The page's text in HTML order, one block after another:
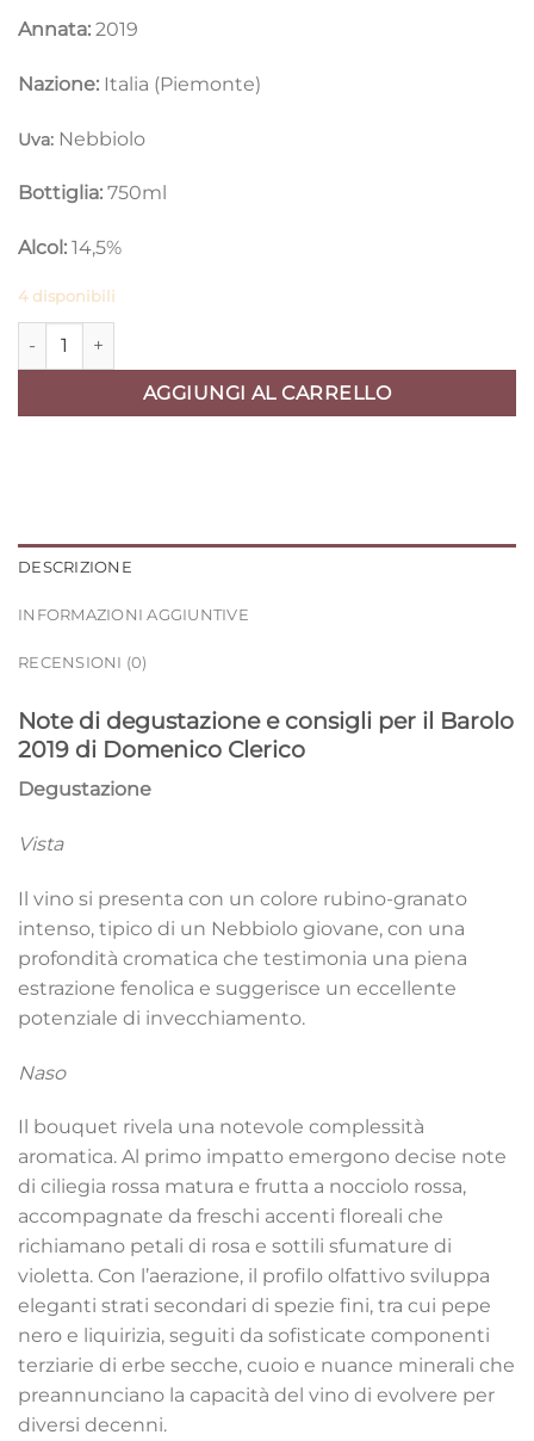
Annata: 2019
Nazione: Italia (Piemonte)
Uva: Nebbiolo
Bottiglia: 750ml
Alcol: 14,5%
4 disponibili
Domenico Clerico Barolo 2019 quantità
AGGIUNGI AL CARRELLO
DESCRIZIONE
INFORMAZIONI AGGIUNTIVE
RECENSIONI (0)
Note di degustazione e consigli per il Barolo
2019 di Domenico Clerico
Degustazione
Vista
Il vino si presenta con un colore rubino-granato
intenso, tipico di un Nebbiolo giovane, con una
profondità cromatica che testimonia una piena
estrazione fenolica e suggerisce un eccellente
potenziale di invecchiamento.
Naso
Il bouquet rivela una notevole complessità
aromatica. Al primo impatto emergono decise note
di ciliegia rossa matura e frutta a nocciolo rossa,
accompagnate da freschi accenti floreali che
richiamano petali di rosa e sottili sfumature di
violetta. Con l’aerazione, il profilo olfattivo sviluppa
eleganti strati secondari di spezie fini, tra cui pepe
nero e liquirizia, seguiti da sofisticate componenti
terziarie di erbe secche, cuoio e nuance minerali che
preannunciano la capacità del vino di evolvere per
diversi decenni.